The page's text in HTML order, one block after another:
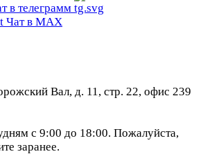
в телеграмм
Чат в МАХ
Вал, д. 11, стр. 22, офис 239
с 9:00 до 18:00. Пожалуйста,
заранее.